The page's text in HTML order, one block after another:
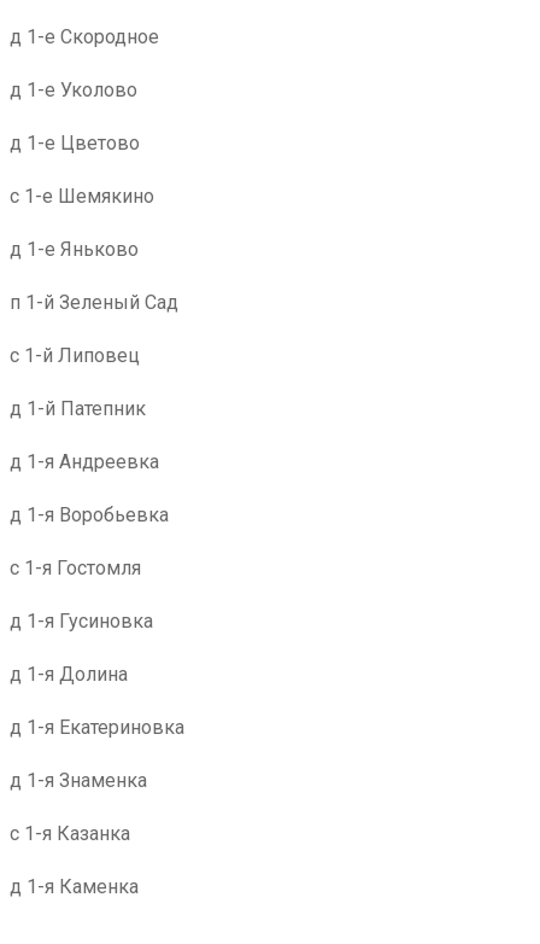
д 1-е Скородное
д 1-е Уколово
д 1-е Цветово
с 1-е Шемякино
д 1-е Яньково
п 1-й Зеленый Сад
с 1-й Липовец
д 1-й Патепник
д 1-я Андреевка
д 1-я Воробьевка
с 1-я Гостомля
д 1-я Гусиновка
д 1-я Долина
д 1-я Екатериновка
д 1-я Знаменка
с 1-я Казанка
д 1-я Каменка